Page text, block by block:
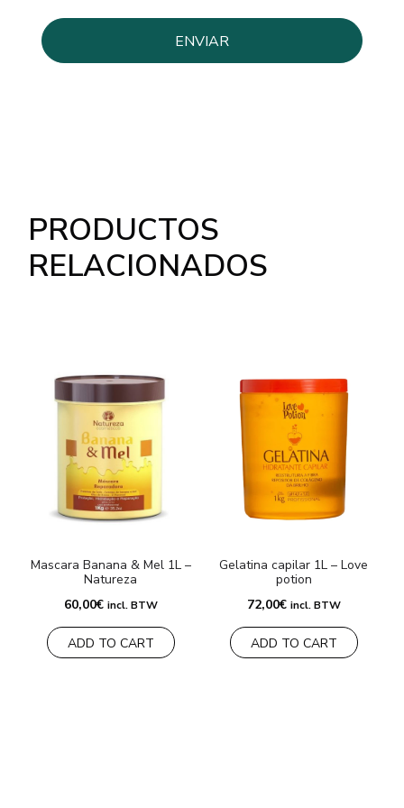
PRODUCTOS
RELACIONADOS
Mascara Banana & Mel 1L –
Natureza
60,00€ incl. BTW
ADD TO CART
Gelatina capilar 1L – Love
potion
72,00€ incl. BTW
ADD TO CART